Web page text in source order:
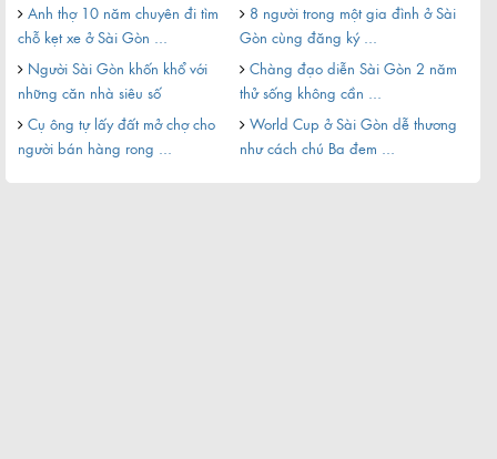
Anh thợ 10 năm chuyên đi tìm
chỗ kẹt xe ở Sài Gòn ...
8 người trong một gia đình ở Sài
Gòn cùng đăng ký ...
Người Sài Gòn khốn khổ với
những căn nhà siêu số
Chàng đạo diễn Sài Gòn 2 năm
thử sống không cần ...
Cụ ông tự lấy đất mở chợ cho
người bán hàng rong ...
World Cup ở Sài Gòn dễ thương
như cách chú Ba đem ...